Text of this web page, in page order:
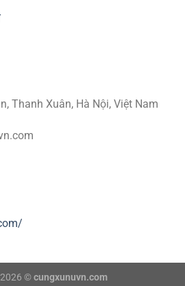
Thanh Xuân, Hà Nội, Việt Nam
© cungxunuvn.com